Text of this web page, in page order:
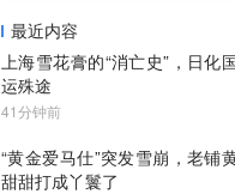
最近内容
上海雪花膏的“消亡史”，日化
运殊途
41分钟前
“黄金爱马仕”突发雪崩，老铺
甜甜打成丫鬟了